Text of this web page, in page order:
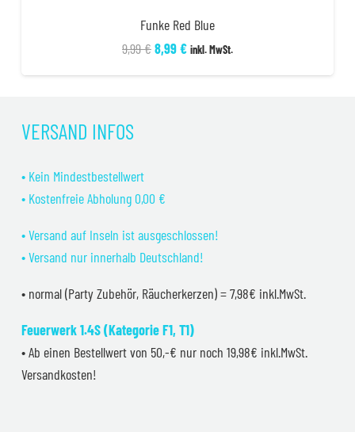
Funke Red Blue
9,99€Ursprünglicher
8,99€Aktueller
inkl. MwSt.
VERSAND INFOS
• Kein Mindestbestellwert
• Kostenfreie Abholung 0,00 €
• Versand auf Inseln ist ausgeschlossen!
• Versand nur innerhalb Deutschland!
• normal (Party Zubehör, Räucherkerzen) = 7,98€ inkl.MwSt.
Feuerwerk 1.4S (Kategorie F1, T1)
• Ab einen Bestellwert von 50,-€ nur noch 19,98€ inkl.MwSt.
Versandkosten!